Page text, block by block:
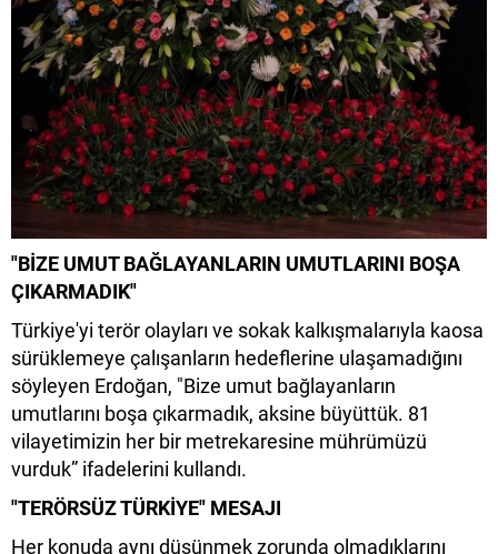
"BİZE UMUT BAĞLAYANLARIN UMUTLARINI BOŞA
ÇIKARMADIK"
Türkiye'yi terör olayları ve sokak kalkışmalarıyla kaosa
sürüklemeye çalışanların hedeflerine ulaşamadığını
söyleyen Erdoğan, "Bize umut bağlayanların
umutlarını boşa çıkarmadık, aksine büyüttük. 81
vilayetimizin her bir metrekaresine mührümüzü
vurduk” ifadelerini kullandı.
"TERÖRSÜZ TÜRKİYE" MESAJI
Her konuda aynı düşünmek zorunda olmadıklarını